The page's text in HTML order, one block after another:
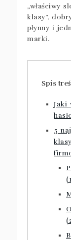
„właściwy
klasy”,
płynny i
marki.
Spis
Jaki
5